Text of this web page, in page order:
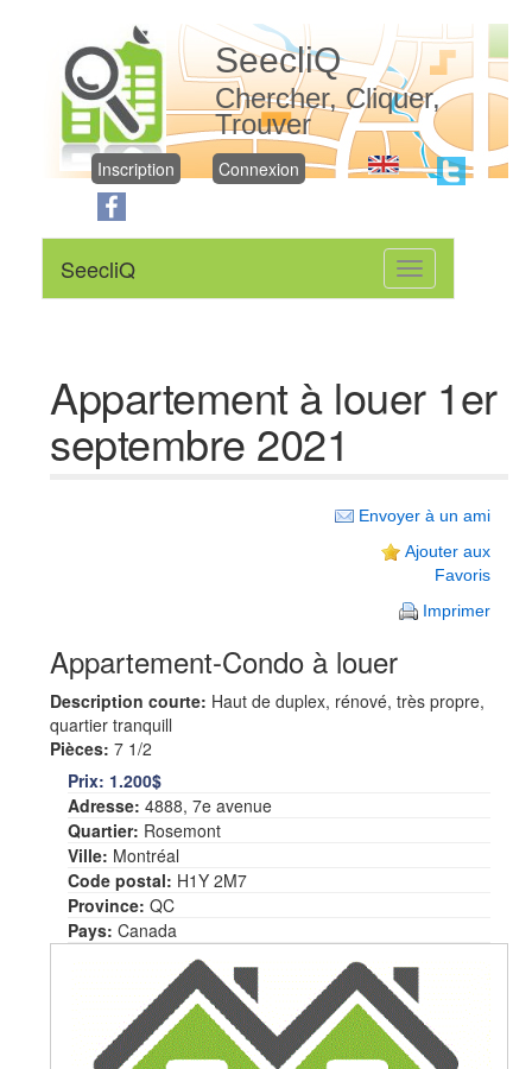
SeecliQ
Chercher, Cliquer,
Trouver
Inscription Connexion
Toggle
navigation
SeecliQ
Appartement à louer 1er
septembre 2021
Envoyer à un ami
Ajouter aux
Favoris
Imprimer
Appartement-Condo à louer
Description courte: Haut de duplex, rénové, très propre,
quartier tranquill
Pièces: 7 1/2
Prix: 1.200$
Adresse: 4888, 7e avenue
Quartier: Rosemont
Ville: Montréal
Code postal: H1Y 2M7
Province: QC
Pays: Canada